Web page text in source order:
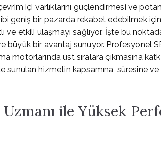
içi varlıklarını güçlendirmesi ve
geniş bir pazarda rekabet edebilmek
ve etkili ulaşmayı sağlıyor. İşte bu
büyük bir avantaj sunuyor. Profesyonel
üst sıralara çıkmasına
sunulan hizmetin kapsamına, süresine
ile Yüksek